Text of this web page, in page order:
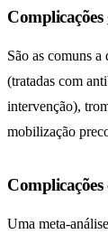
Complicações
São as comuns
(tratadas com
intervenção),
mobilização
Complicações
Uma meta-